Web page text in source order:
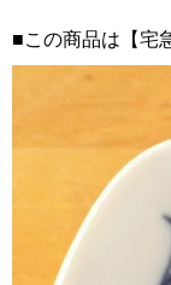
■この商品は【宅